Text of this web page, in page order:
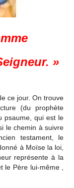
»
jour. On trouve
(du prophète
psaume, qui est le
le chemin à suivre
testament, le
à Moïse la loi,
représente à la
Père lui-même ,